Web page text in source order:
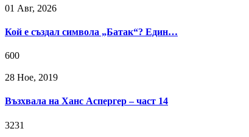
01 Авг, 2026
Кой е създал символа „Батак“? Един…
600
28 Ное, 2019
Възхвала на Ханс Аспергер – част 14
3231